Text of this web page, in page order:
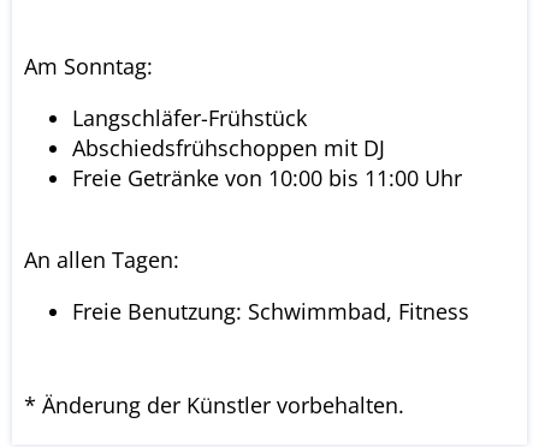
Am Sonntag:
Langschläfer-Frühstück
Abschiedsfrühschoppen mit DJ
Freie Getränke von 10:00 bis 11:00 Uhr
An allen Tagen:
Freie Benutzung: Schwimmbad, Fitness
* Änderung der Künstler vorbehalten.